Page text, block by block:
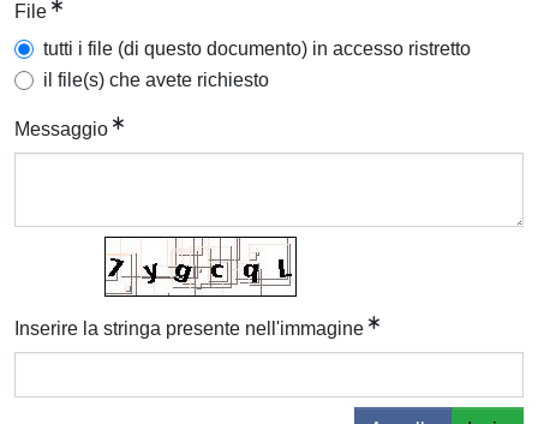
File
tutti i file (di questo documento) in accesso ristretto
il file(s) che avete richiesto
Messaggio
Inserire la stringa presente nell'immagine